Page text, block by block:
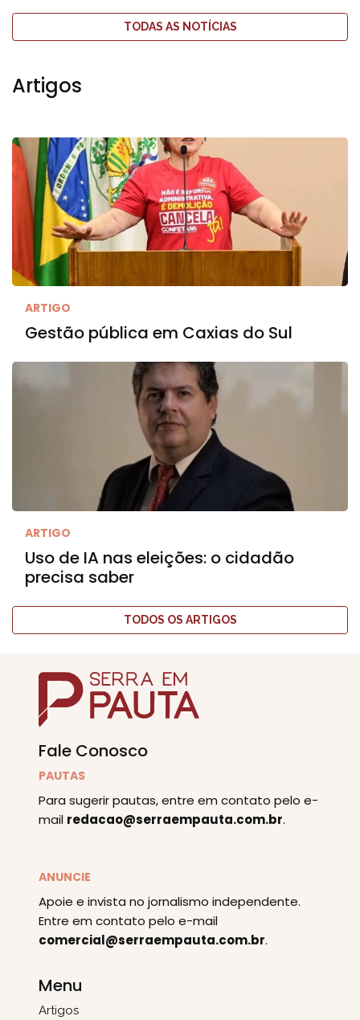
TODAS AS NOTÍCIAS
Artigos
ARTIGO
Gestão pública em Caxias do Sul
ARTIGO
Uso de IA nas eleições: o cidadão
precisa saber
TODOS OS ARTIGOS
Fale Conosco
PAUTAS
Para sugerir pautas, entre em contato pelo e-
mail redacao@serraempauta.com.br.
ANUNCIE
Apoie e invista no jornalismo independente.
Entre em contato pelo e-mail
comercial@serraempauta.com.br.
Menu
Artigos